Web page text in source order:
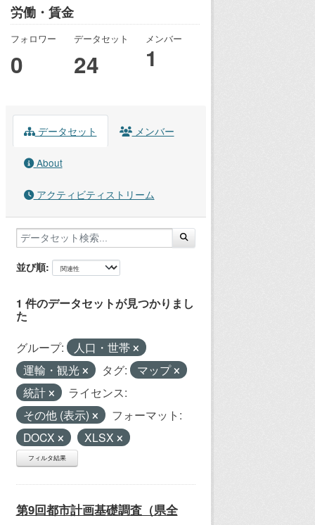
労働・賃金
フォロワー
0
データセット
24
メンバー
1
データセット メンバー
About
アクティビティストリーム
並び順
1 件のデータセットが見つかりまし
た
グループ:
人口・世帯
運輸・観光
タグ:
マップ
統計
ライセンス:
その他 (表示)
フォーマット:
DOCX
XLSX
フィルタ結果
第9回都市計画基礎調査（県全